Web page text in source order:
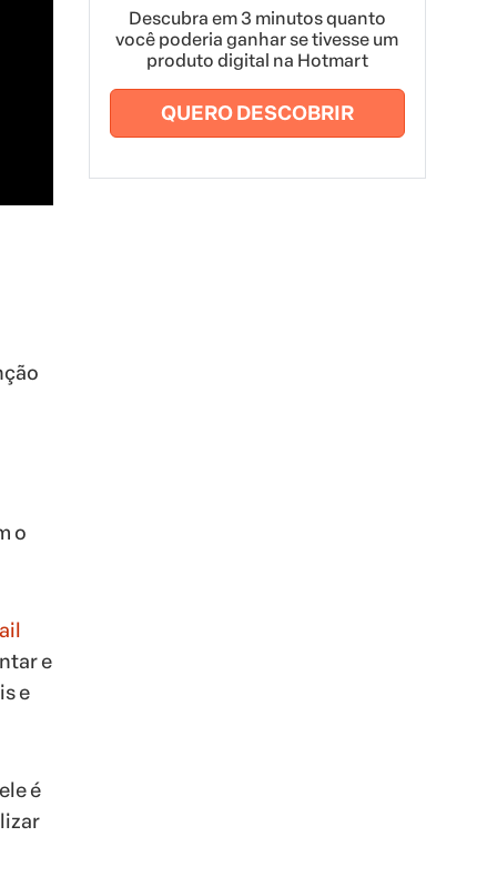
o
e
e
é
Descubra em 3 minutos quanto
você poderia ganhar se tivesse um
produto digital na Hotmart
QUERO DESCOBRIR